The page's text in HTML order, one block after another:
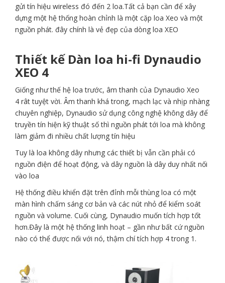
gửi tín hiệu wireless đó đến 2 loa.Tất cả bạn cần để xây
dựng một hệ thống hoàn chỉnh là một cặp loa Xeo và một
nguồn phát. đây chính là vẻ đẹp của dòng loa XEO
Thiết kế Dàn loa hi-fi Dynaudio
XEO 4
Giống như thế hệ loa trước, âm thanh của Dynaudio Xeo
4 rât tuyệt vời. Âm thanh khá trong, mạch lạc và nhịp nhàng
chuyên nghiệp, Dynaudio sử dụng công nghệ không dây để
truyền tín hiện kỹ thuật số thì nguồn phát tới loa mà không
làm giảm đi nhiều chất lượng tín hiệu
Tuy là loa không dây nhưng các thiết bị vẫn cần phải có
nguồn điện để hoạt động, và dây nguồn là dây duy nhất nối
vào loa
Hệ thống điều khiển đặt trên đỉnh mỗi thùng loa có một
màn hình chấm sáng cơ bản và các nút nhỏ để kiểm soát
nguồn và volume. Cuối cùng, Dynaudio muốn tích hợp tốt
hơn.Đây là một hệ thống linh hoạt – gần như bất cứ nguồn
nào có thể được nối với nó, thậm chí tích hợp 4 trong 1.